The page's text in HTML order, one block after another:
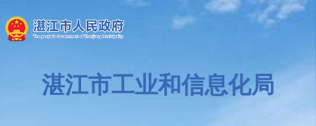
湛江市工业和信息化局